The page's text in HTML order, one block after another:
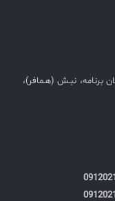
برنامه، نبـش (هـمافر)،